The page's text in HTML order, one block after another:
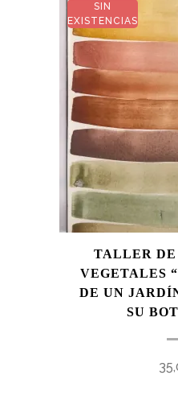
SIN
EXISTENCIAS
TALLER DE
VEGETALES
DE UN
SU